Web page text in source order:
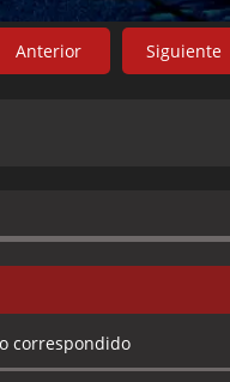
Anterior Siguiente
correspondido